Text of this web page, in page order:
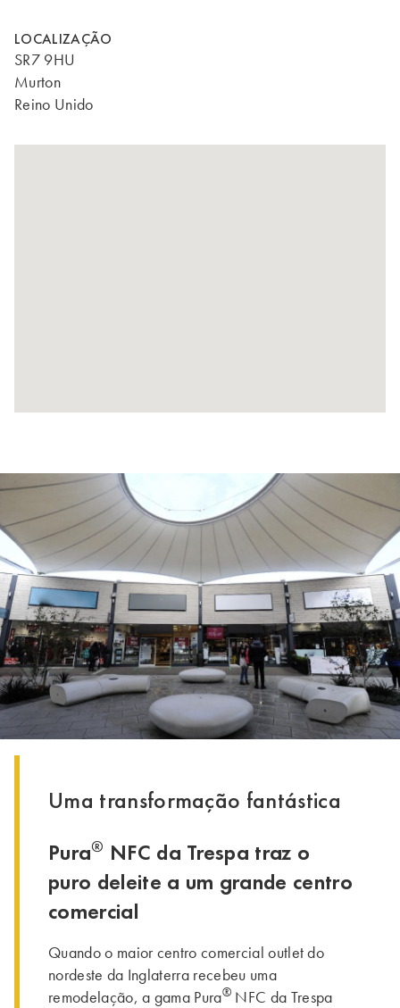
LOCALIZAÇÃO
SR7 9HU
Murton
Reino Unido
Uma transformação fantástica
Pura® NFC da Trespa traz o
puro deleite a um grande centro
comercial
Quando o maior centro comercial outlet do
nordeste da Inglaterra recebeu uma
remodelação, a gama Pura® NFC da Trespa